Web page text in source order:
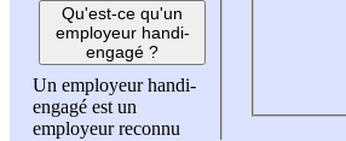
Qu'est-ce qu'un
employeur handi-
engagé ?
Un employeur handi-
engagé est un
employeur reconnu